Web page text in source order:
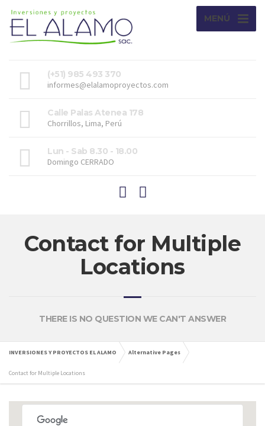
MENÚ
(+51) 985 493 370
informes@elalamoproyectos.com
Calle Palas Atenea 178
Chorrillos, Lima, Perú
Lun - Sab 8.30 - 18.00
Domingo CERRADO
Contact for Multiple
Locations
THERE IS NO QUESTION WE CAN'T ANSWER
INVERSIONES Y PROYECTOS EL ALAMO Alternative Pages
Contact for Multiple Locations